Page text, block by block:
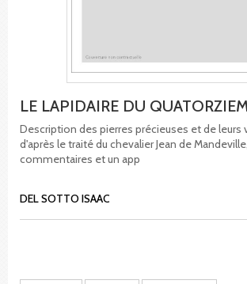
LE LAPIDAIRE DU
Description des pierres précieuses et de leurs
d'après le traité du chevalier Jean de
commentaires et un app
DEL SOTTO ISAAC